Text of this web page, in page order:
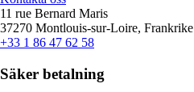
11 rue Bernard Maris
37270 Montlouis-sur-Loire, Frankrike
+33 1 86 47 62 58
Säker betalning